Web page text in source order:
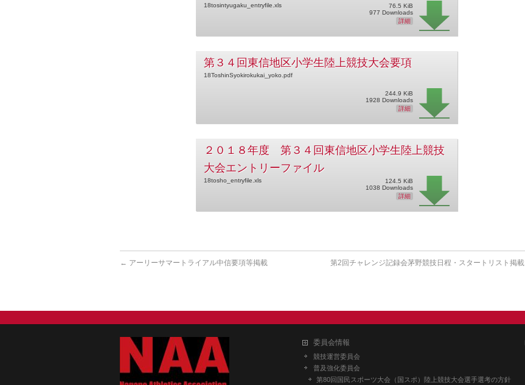
18tosintyugaku_entryfile.xls
76.5 KiB
977 Downloads
詳細
第３４回東信地区小学生陸上競技大会要項
18ToshinSyokirokukai_yoko.pdf
244.9 KiB
1928 Downloads
詳細
２０１８年度 第３４回東信地区小学生陸上競技
大会エントリーファイル
18tosho_entryfile.xls
124.5 KiB
1038 Downloads
詳細
← アーリーサマートライアル中信要項等掲載 第2回チャレンジ記録会茅野競技日程・スタートリスト掲載
委員会情報
競技運営委員会
普及強化委員会
第80回国民スポーツ大会（国スポ）陸上競技大会選手選考の方針